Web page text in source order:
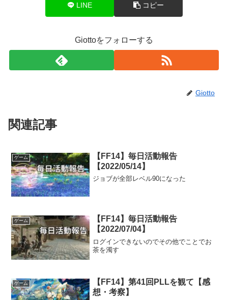
LINE コピー
Giottoをフォローする
Giotto
関連記事
ゲーム
【FF14】毎日活動報告
【2022/05/14】
ジョブが全部レベル90になった
ゲーム
【FF14】毎日活動報告
【2022/07/04】
ログインできないのでその他でことでお
茶を濁す
ゲーム
【FF14】第41回PLLを観て【感
想・考察】